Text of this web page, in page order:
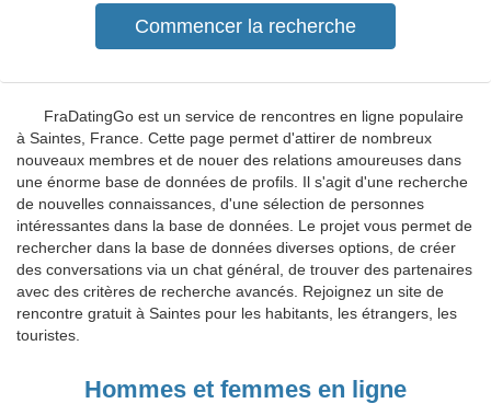
FraDatingGo est un service de rencontres en ligne populaire
à Saintes, France. Cette page permet d'attirer de nombreux
nouveaux membres et de nouer des relations amoureuses dans
une énorme base de données de profils. Il s'agit d'une recherche
de nouvelles connaissances, d'une sélection de personnes
intéressantes dans la base de données. Le projet vous permet de
rechercher dans la base de données diverses options, de créer
des conversations via un chat général, de trouver des partenaires
avec des critères de recherche avancés. Rejoignez un site de
rencontre gratuit à Saintes pour les habitants, les étrangers, les
touristes.
Hommes et femmes en ligne